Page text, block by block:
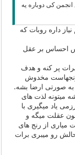
کی دوباره یه
داره روبات که
پس احساس بر عقل
پر کنه و هدف
رنجهاست مخدوش
به صورتی ارضا بشه.
میتونه لذت های
یاد میگیری با
عقلت میگه و
میاری از رنج های
رو میبری برات